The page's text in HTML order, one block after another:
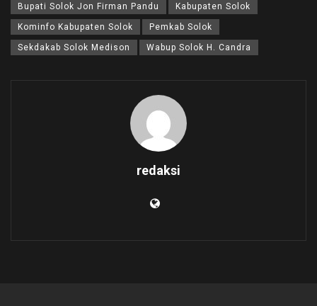
Bupati Solok Jon Firman Pandu Kabupaten Solok
Kominfo Kabupaten Solok Pemkab Solok
Sekdakab Solok Medison Wabup Solok H. Candra
redaksi